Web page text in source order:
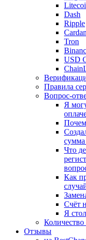
Dash
Ripple
Tron
USD
Правила
Вопрос-
Я
Что
Как
Счёт
Я
Отзывы